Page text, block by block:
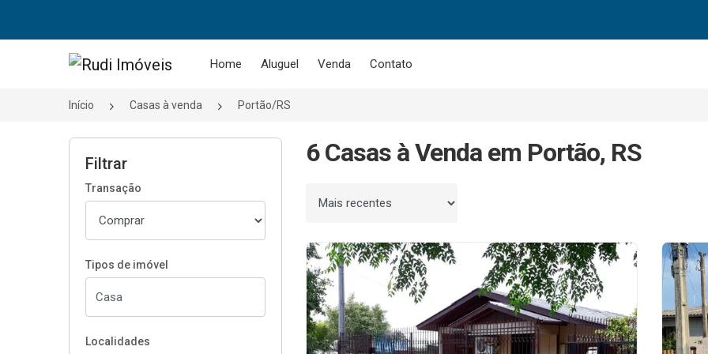
Página inicial Home Aluguel Venda Contato
Início Casas à venda Portão/RS
Filtrar
Transação
Tipos de imóvel
Localidades
6 Casas à Venda em Portão, RS
Ordenar por